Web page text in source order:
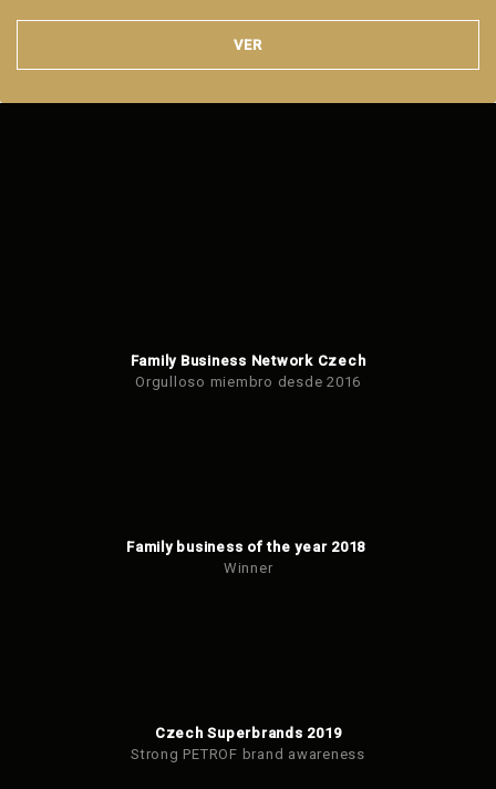
VER
Family Business Network Czech
Orgulloso miembro desde 2016
Family business of the year 2018
Winner
Czech Superbrands 2019
Strong PETROF brand awareness